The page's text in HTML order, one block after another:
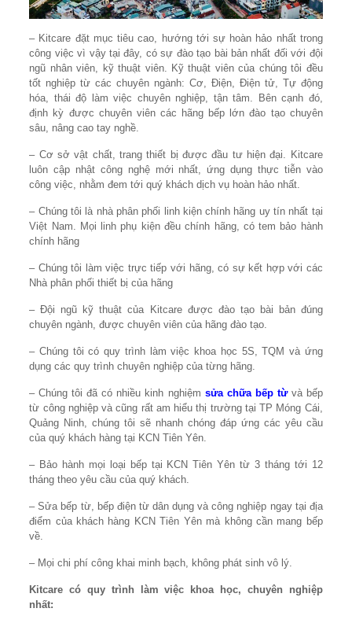
– Kitcare đặt mục tiêu cao, hướng tới sự hoàn hảo nhất trong
công việc vì vậy tại đây, có sự đào tạo bài bản nhất đối với đội
ngũ nhân viên, kỹ thuật viên. Kỹ thuật viên của chúng tôi đều
tốt nghiệp từ các chuyên ngành: Cơ, Điện, Điện tử, Tự động
hóa, thái độ làm việc chuyên nghiệp, tận tâm. Bên cạnh đó,
định kỳ được chuyên viên các hãng bếp lớn đào tạo chuyên
sâu, nâng cao tay nghề.
– Cơ sở vật chất, trang thiết bị được đầu tư hiện đại. Kitcare
luôn cập nhật công nghệ mới nhất, ứng dụng thực tiễn vào
công việc, nhằm đem tới quý khách dịch vụ hoàn hảo nhất.
– Chúng tôi là nhà phân phối linh kiện chính hãng uy tín nhất tại
Việt Nam. Mọi linh phụ kiện đều chính hãng, có tem bảo hành
chính hãng
– Chúng tôi làm việc trực tiếp với hãng, có sự kết hợp với các
Nhà phân phối thiết bị của hãng
– Đội ngũ kỹ thuật của Kitcare được đào tạo bài bản đúng
chuyên ngành, được chuyên viên của hãng đào tạo.
– Chúng tôi có quy trình làm việc khoa học 5S, TQM và ứng
dụng các quy trình chuyên nghiệp của từng hãng.
– Chúng tôi đã có nhiều kinh nghiệm sửa chữa bếp từvà bếp
từ công nghiệp và cũng rất am hiểu thị trường tại TP Móng Cái,
Quảng Ninh, chúng tôi sẽ nhanh chóng đáp ứng các yêu cầu
của quý khách hàng tại KCN Tiên Yên.
– Bảo hành mọi loại bếp tại KCN Tiên Yên từ 3 tháng tới 12
tháng theo yêu cầu của quý khách.
– Sửa bếp từ, bếp điện từ dân dụng và công nghiệp ngay tại địa
điểm của khách hàng KCN Tiên Yên mà không cần mang bếp
về.
– Mọi chi phí công khai minh bạch, không phát sinh vô lý.
Kitcare có quy trình làm việc khoa học, chuyên nghiệp
nhất: